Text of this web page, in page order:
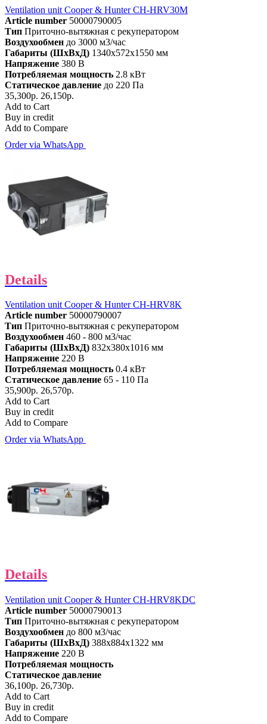
Ventilation unit Cooper & Hunter CH-HRV30M
Article number 50000790005
Тип Приточно-вытяжная с рекуператором
Воздухообмен до 3000 м3/час
Габариты (ШхВхД) 1340x572x1550 мм
Напряжение 380 В
Потребляемая мощность 2.8 кВт
Статическое давление до 220 Па
35,300р. 26,150р.
Add to Cart
Buy in credit
Add to Compare
Order via WhatsApp
Details
Ventilation unit Cooper & Hunter CH-HRV8K
Article number 50000790007
Тип Приточно-вытяжная с рекуператором
Воздухообмен 460 - 800 м3/час
Габариты (ШхВхД) 832x380x1016 мм
Напряжение 220 В
Потребляемая мощность 0.4 кВт
Статическое давление 65 - 110 Па
35,900р. 26,570р.
Add to Cart
Buy in credit
Add to Compare
Order via WhatsApp
Details
Ventilation unit Cooper & Hunter CH-HRV8KDC
Article number 50000790013
Тип Приточно-вытяжная с рекуператором
Воздухообмен до 800 м3/час
Габариты (ШхВхД) 388x884x1322 мм
Напряжение 220 В
Потребляемая мощность
Статическое давление
36,100р. 26,730р.
Add to Cart
Buy in credit
Add to Compare